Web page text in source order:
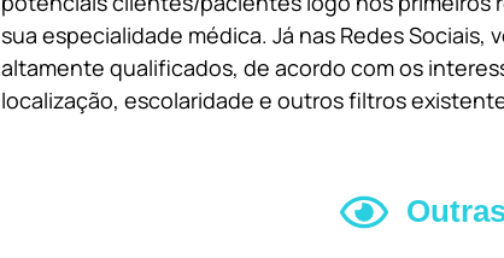
sua especialidade médica. Já nas Redes
altamente qualificados, de acordo com os
localização, escolaridade e outros filtros